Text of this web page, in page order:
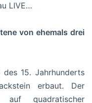
LIVE…
von ehemals drei
15. Jahrhunderts
erbaut. Der
quadratischer